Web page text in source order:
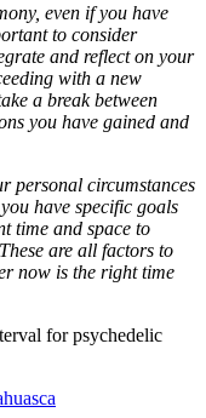
even if you have
to consider
and reflect on your
with a new
a break between
you have gained and
personal circumstances
have specific goals
time and space to
are all factors to
now is the right time
for psychedelic